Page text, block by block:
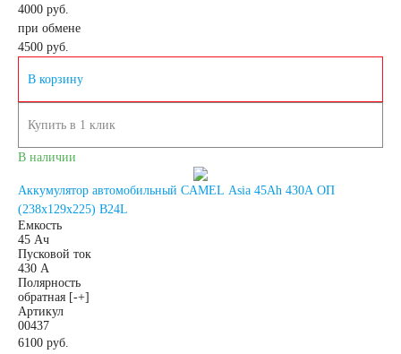
Аккумуляторы по
напряжению
вольт
4000 руб.
при обмене
4500 руб.
В корзину
Купить в 1 клик
В наличии
Аккумулятор автомобильный CAMEL Asia 45Ah 430A ОП
(238x129x225) B24L
Емкость
45 Ач
Пусковой ток
430 А
Полярность
обратная [-+]
Артикул
00437
6100 руб.